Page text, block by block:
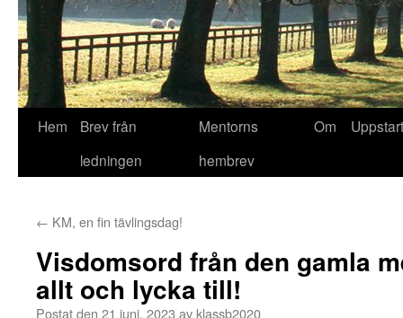
Hoppa
Hem
Brev från
ledningen
Mentorns
hembrev
Om
← KM, en fin tävlingsdag!
Visdomsord från den gamla
allt och lycka till!
Postat den 21 juni, 2023 av klassb2020